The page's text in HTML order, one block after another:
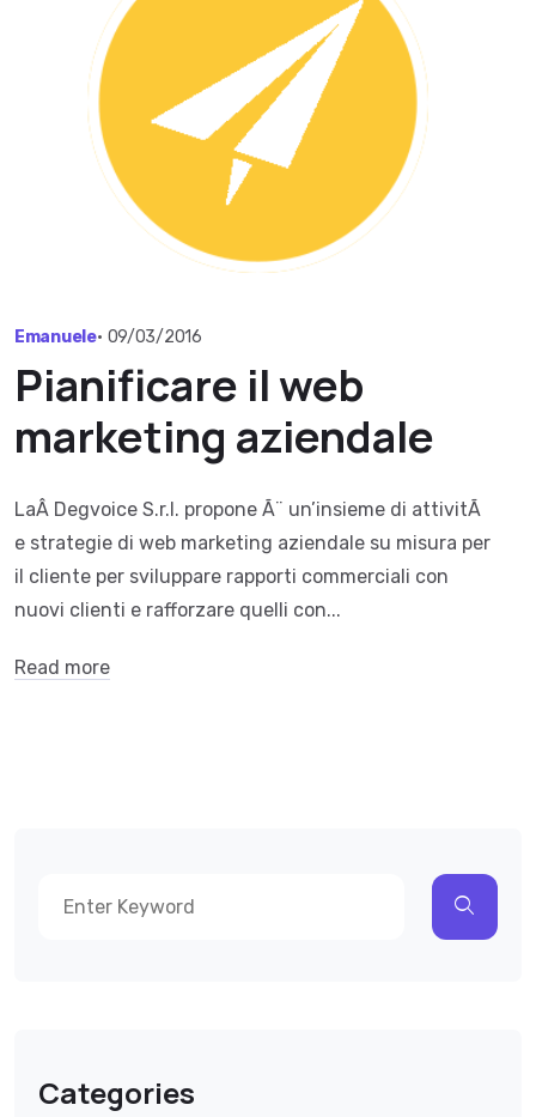
Emanuele• 09/03/2016
Pianificare il web
marketing aziendale
LaÂ Degvoice S.r.l. propone Ã¨ un’insieme di attivitÃ
e strategie di web marketing aziendale su misura per
il cliente per sviluppare rapporti commerciali con
nuovi clienti e rafforzare quelli con...
Read more
Categories